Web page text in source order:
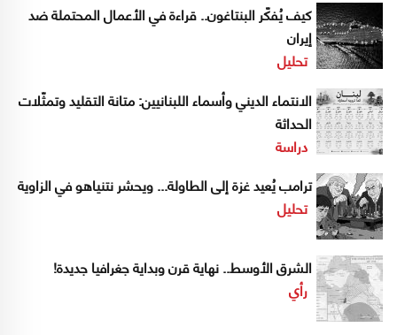
كيف يُفكّر البنتاغون.. قراءة في الأعمال المحتملة ضد
إيران
تحليل
الانتماء الديني وأسماء اللبنانيين: متانة التقليد وتمثّلات
الحداثة
دراسة
ترامب يُعيد غزة إلى الطاولة... ويحشر نتنياهو في الزاوية
تحليل
الشرق الأوسط.. نهاية قرن وبداية جغرافيا جديدة!
رأي